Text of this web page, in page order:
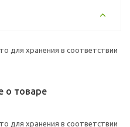
для хранения в соответствии
о товаре
для хранения в соответствии